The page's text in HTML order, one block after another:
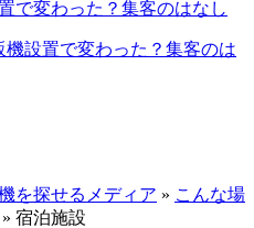
で変わった？集客のはなし
機設置で変わった？集客のは
を探せるメディア » こんな場
» 宿泊施設